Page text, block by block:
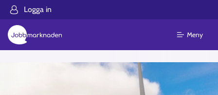
Logga in
Meny